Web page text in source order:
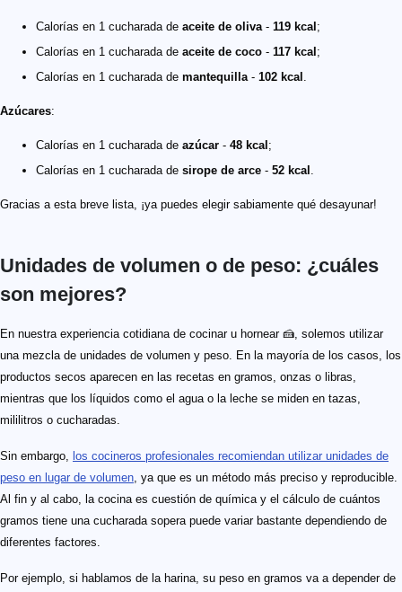
Calorías en 1 cucharada de aceite de oliva- 119 kcal ;
Calorías en 1 cucharada de aceite de coco - 117 kcal ;
Calorías en 1 cucharada de mantequilla- 102 kcal .
Azúcares:
Calorías en 1 cucharada de azúcar - 48 kcal ;
Calorías en 1 cucharada de sirope de arce - 52 kcal .
Gracias a esta breve lista, ¡ya puedes elegir sabiamente qué desayunar!
Unidades de volumen o de peso: ¿cuáles
son mejores?
En nuestra experiencia cotidiana de cocinar u hornear 🍰, solemos utilizar
una mezcla de unidades de volumen y peso. En la mayoría de los casos, los
productos secos aparecen en las recetas en gramos, onzas o libras,
mientras que los líquidos como el agua o la leche se miden en tazas,
mililitros o cucharadas.
Sin embargo, los cocineros profesionales recomiendan utilizar unidades de
peso en lugar de volumen, ya que es un método más preciso y reproducible.
Al fin y al cabo, la cocina es cuestión de química y el cálculo de cuántos
gramos tiene una cucharada sopera puede variar bastante dependiendo de
diferentes factores.
Por ejemplo, si hablamos de la harina, su peso en gramos va a depender de